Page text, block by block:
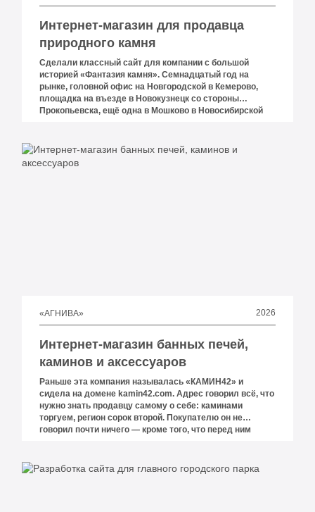
Интернет-магазин для продавца
природного камня
Сделали классный сайт для компании с большой
историей «Фантазия камня». Семнадцатый год на
рынке, головной офис на Новгородской в Кемерово,
площадка на въезде в Новокузнецк со стороны
Прокопьевска, ещё одна в Мошково в Новосибирской
сланец и песчаник с собственных и партнёрских
карьеров Сибири.
«АГНИВА» 2026
Интернет-магазин банных печей,
каминов и аксессуаров
Раньше эта компания называлась «КАМИН42» и
сидела на домене kamin42.com. Адрес говорил всё, что
нужно знать продавцу самому о себе: каминами
торгуем, регион сорок второй. Покупателю он не
говорил почти ничего — кроме того, что перед ним